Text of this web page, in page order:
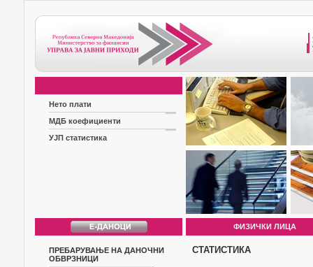
Нето плати
МДБ коефициенти
УЈП статистика
ФИЗИЧКИ ЛИЦА
ПРЕБАРУВАЊЕ НА ДАНОЧНИ
ОБВРЗНИЦИ
СТАТИСТИКА